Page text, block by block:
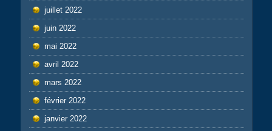
juillet 2022
juin 2022
mai 2022
avril 2022
mars 2022
février 2022
janvier 2022